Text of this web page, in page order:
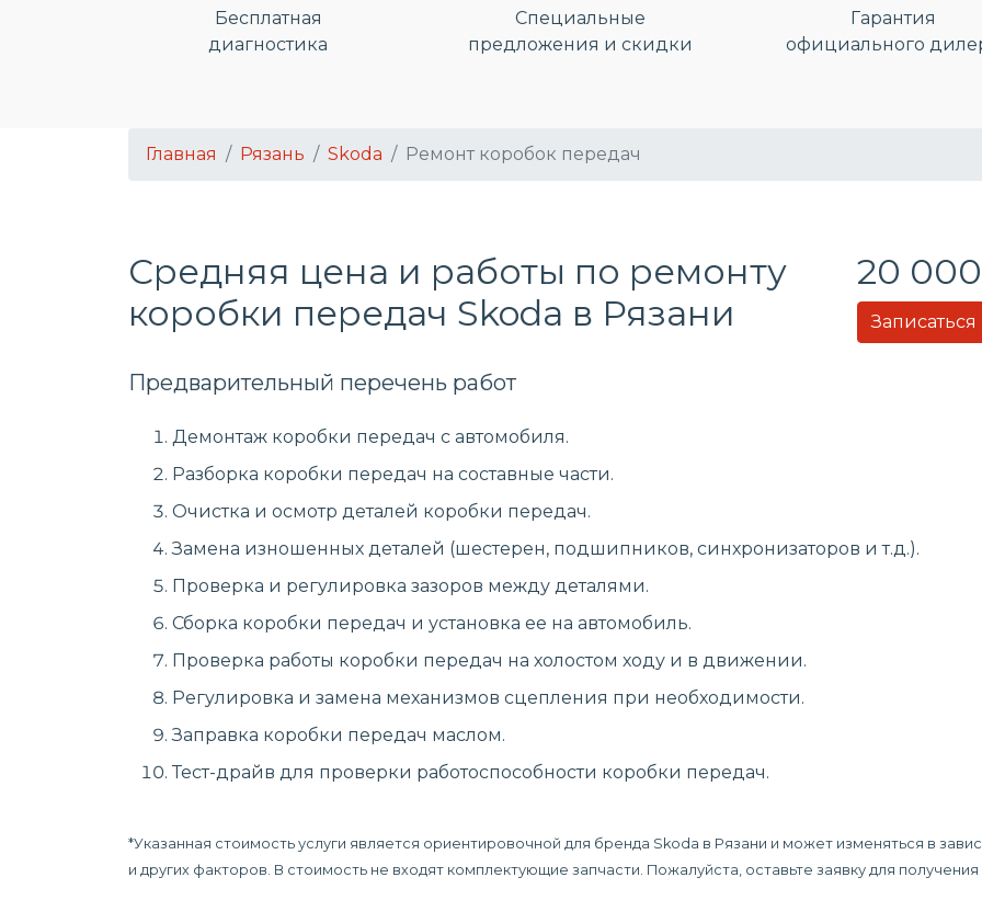
Бесплатная
диагностика
Специальные
предложения и скидки
Гарантия
официального
Главная Рязань Skoda Ремонт коробок передач
Средняя цена и работы по ремонту
коробки передач Skoda в Рязани
20
Предварительный перечень работ
Демонтаж коробки передач с автомобиля.
Разборка коробки передач на составные части.
Очистка и осмотр деталей коробки передач.
Замена изношенных деталей (шестерен, подшипников, синхронизаторов и т.д.).
Проверка и регулировка зазоров между деталями.
Сборка коробки передач и установка ее на автомобиль.
Проверка работы коробки передач на холостом ходу и в движении.
Регулировка и замена механизмов сцепления при необходимости.
Заправка коробки передач маслом.
Тест-драйв для проверки работоспособности коробки передач.
*Указанная стоимость услуги является ориентировочной для бренда Skoda в Рязани и может изменяться в
и других факторов. В стоимость не входят комплектующие запчасти. Пожалуйста, оставьте заявку для